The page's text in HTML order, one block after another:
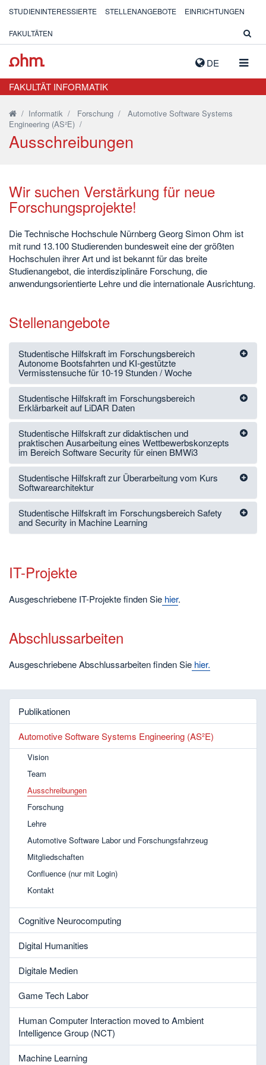
DE
STUDIENINTERESSIERTE STELLENANGEBOTE EINRICHTUNGEN
FAKULTÄTEN
FAKULTÄT INFORMATIK
/ Informatik / Forschung / Automotive Software Systems
Engineering (AS²E) /
Ausschreibungen
Wir suchen Verstärkung für neue
Forschungsprojekte!
Die Technische Hochschule Nürnberg Georg Simon Ohm ist
mit rund 13.100 Studierenden bundesweit eine der größten
Hochschulen ihrer Art und ist bekannt für das breite
Studienangebot, die interdisziplinäre Forschung, die
anwendungsorientierte Lehre und die internationale Ausrichtung.
Stellenangebote
Studentische Hilfskraft im Forschungsbereich
Autonome Bootsfahrten und KI-gestützte
Vermisstensuche für 10-19 Stunden / Woche
Studentische Hilfskraft im Forschungsbereich
Erklärbarkeit auf LiDAR Daten
Studentische Hilfskraft zur didaktischen und
praktischen Ausarbeitung eines Wettbewerbskonzepts
im Bereich Software Security für einen BMWi3
Studentische Hilfskraft zur Überarbeitung vom Kurs
Softwarearchitektur
Studentische Hilfskraft im Forschungsbereich Safety
and Security in Machine Learning
IT-Projekte
Ausgeschriebene IT-Projekte finden Sie hier.
Abschlussarbeiten
Ausgeschriebene Abschlussarbeiten finden Sie hier.
Publikationen
Automotive Software Systems Engineering (AS²E)
Vision
Team
Ausschreibungen
Forschung
Lehre
Automotive Software Labor und Forschungsfahrzeug
Mitgliedschaften
Confluence (nur mit Login)
Kontakt
Cognitive Neurocomputing
Digital Humanities
Digitale Medien
Game Tech Labor
Human Computer Interaction moved to Ambient
Intelligence Group (NCT)
Machine Learning